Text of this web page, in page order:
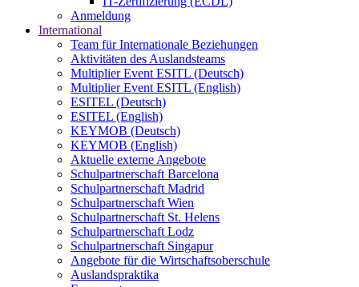
Anmeldung
International
Team für Internationale Beziehungen
Aktivitäten des Auslandsteams
Multiplier Event ESITL (Deutsch)
Multiplier Event ESITL (English)
ESITEL (Deutsch)
ESITEL (English)
KEYMOB (Deutsch)
KEYMOB (English)
Aktuelle externe Angebote
Schulpartnerschaft Barcelona
Schulpartnerschaft Madrid
Schulpartnerschaft Wien
Schulpartnerschaft St. Helens
Schulpartnerschaft Lodz
Schulpartnerschaft Singapur
Angebote für die Wirtschaftsoberschule
Auslandspraktika